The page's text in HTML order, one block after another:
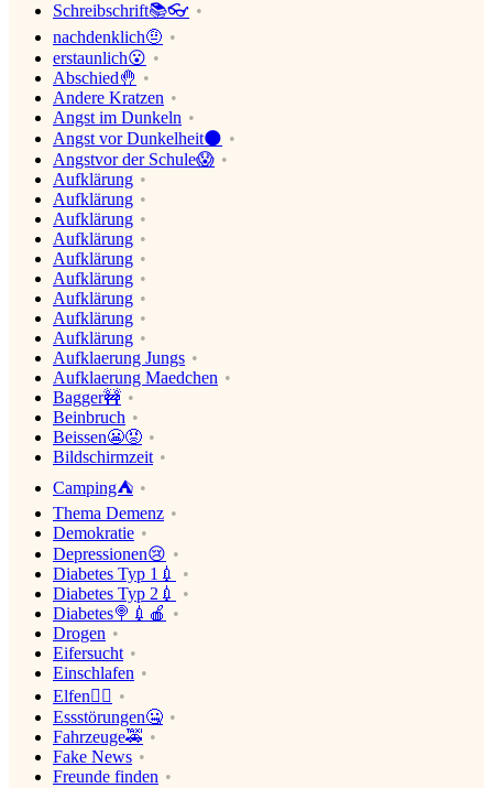
Schreibschrift📚👓
nachdenklich🤨
erstaunlich😮
Abschied🤚
Andere Kratzen
Angst im Dunkeln
Angst vor Dunkelheit🌑
Angstvor der Schule😱
Aufklärung
Aufklärung
Aufklärung
Aufklärung
Aufklärung
Aufklärung
Aufklärung
Aufklärung
Aufklärung
Aufklaerung Jungs
Aufklaerung Maedchen
Bagger🚧
Beinbruch
Beissen😬😡
Bildschirmzeit
Camping⛺
Thema Demenz
Demokratie
Depressionen😢
Diabetes Typ 1💉
Diabetes Typ 2💉
Diabetes🍭💉🍎
Drogen
Eifersucht
Einschlafen
Elfen🧝‍♀️
Essstörungen🤐
Fahrzeuge🚕
Fake News
Freunde finden